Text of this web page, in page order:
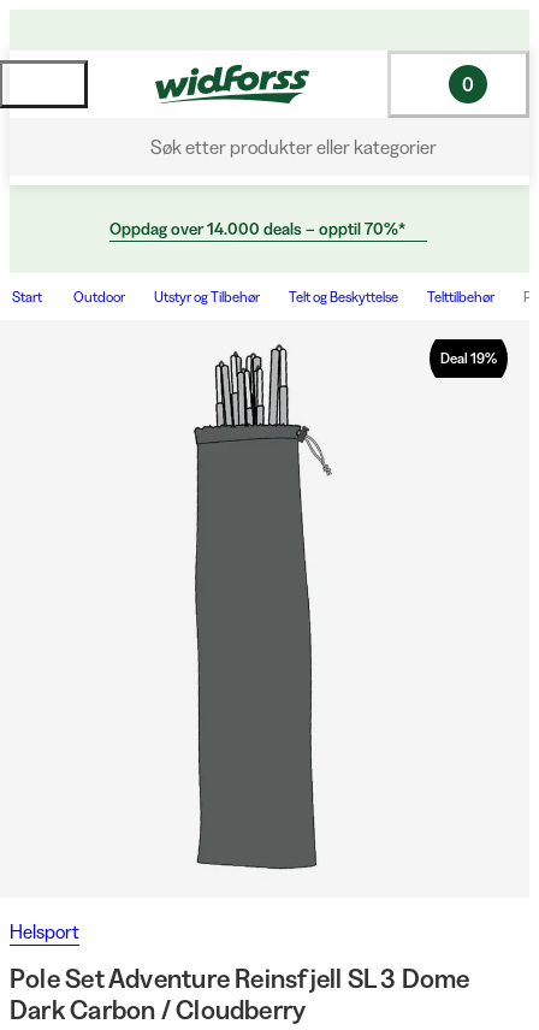
Søk etter produkter eller kategorier
0
Oppdag over 14.000 deals – opptil 70%*
Start Outdoor Utstyr og Tilbehør Telt og Beskyttelse Telttilbehør
Deal 19%
Helsport
Pole Set Adventure Reinsfjell SL 3 Dome
Dark Carbon / Cloudberry